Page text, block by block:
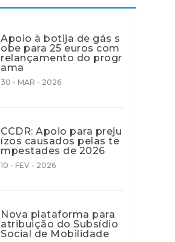
Apoio à botija de gás s
obe para 25 euros com
relançamento do progr
ama
30 - MAR - 2026
CCDR: Apoio para preju
ízos causados pelas te
mpestades de 2026
10 - FEV - 2026
Nova plataforma para
atribuição do Subsídio
Social de Mobilidade